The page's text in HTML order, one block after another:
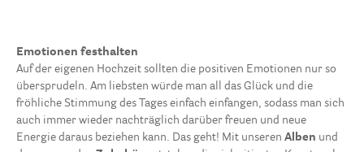
Emotionen festhalten
Auf der eigenen Hochzeit sollten die positiven Emotionen nur so
übersprudeln. Am liebsten würde man all das Glück und die
fröhliche Stimmung des Tages einfach einfangen, sodass man sich
auch immer wieder nachträglich darüber freuen und neue
Energie daraus beziehen kann. Das geht! Mit unseren Alben und